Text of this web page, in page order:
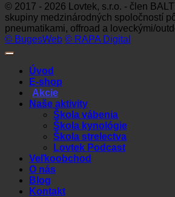
© 2017 - 2026 Lovtek, s.r.o. - člen
skupiny medzinárodných spoločností
pneumatikami, offroad a loveckými/
© BugesWeb © RAPA Digital
Úvod
E-shop
Akcie
Naše aktivity
Škola vábenia
Škola kynológie
Škola strelectva
Lovtek Podcast
Veľkoobchod
O nás
Blog
Kontakt